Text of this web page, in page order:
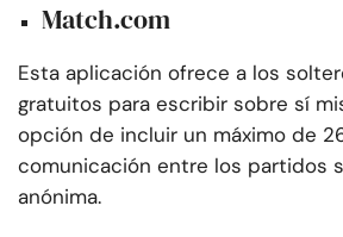
Match.com
Esta aplicación ofrece a los
gratuitos para escribir sobre sí
opción de incluir un máximo de
comunicación entre los partidos
anónima.